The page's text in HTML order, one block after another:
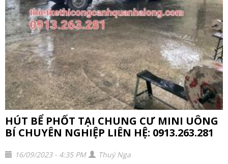
HÚT BỂ PHỐT TẠI CHUNG CƯ MINI UÔNG
BÍ CHUYÊN NGHIỆP LIÊN HỆ: 0913.263.281
16/09/2023 - 4:35 PM
Thuý Nga